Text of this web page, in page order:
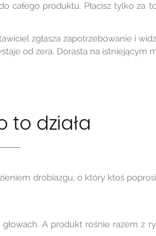
całego produktu. Płacisz tylko za
zgłasza zapotrzebowanie i
od zera. Dorasta na istniejącym
to działa
drobiazgu, o który ktoś
A produkt rośnie razem z